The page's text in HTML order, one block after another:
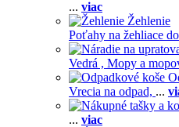
... viac
Žehlenie
Poťahy na žehliace
Vedrá , Mopy a
Vrecia na odpad, ...
... viac